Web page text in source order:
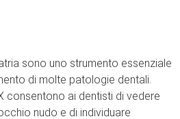
sono uno strumento essenziale
di molte patologie dentali.
consentono ai dentisti di vedere
nudo e di individuare